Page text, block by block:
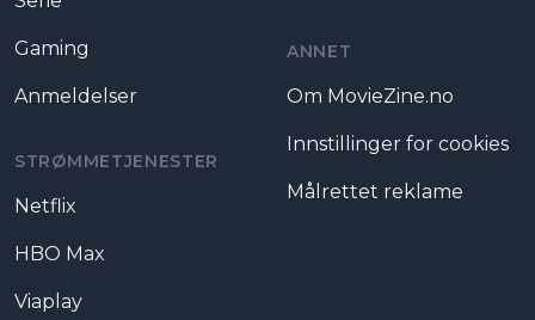
Gaming
Anmeldelser
STRØMMETJENESTER
Netflix
HBO Max
Viaplay
ANNET
Om MovieZine.no
Innstillinger for cookies
Målrettet reklame